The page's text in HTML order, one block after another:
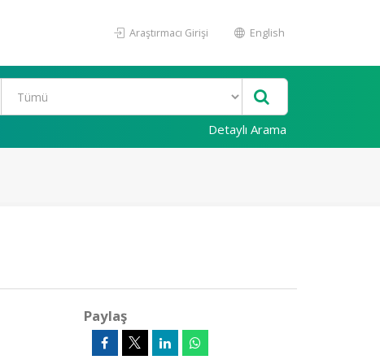
Araştırmacı Girişi English
Detaylı Arama
Paylaş